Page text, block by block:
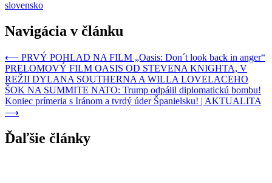
slovensko
Navigácia v článku
⟵ PRVÝ POHLAD NA FILM „Oasis: Don´t look back in anger“
PRELOMOVÝ FILM OASIS OD STEVENA KNIGHTA, V
REŽII DYLANA SOUTHERNA A WILLA LOVELACEHO
ŠOK NA SUMMITE NATO: Trump odpálil diplomatickú bombu!
Koniec prímeria s Iránom a tvrdý úder Španielsku! | AKTUALITA
⟶
Ďaľšie články